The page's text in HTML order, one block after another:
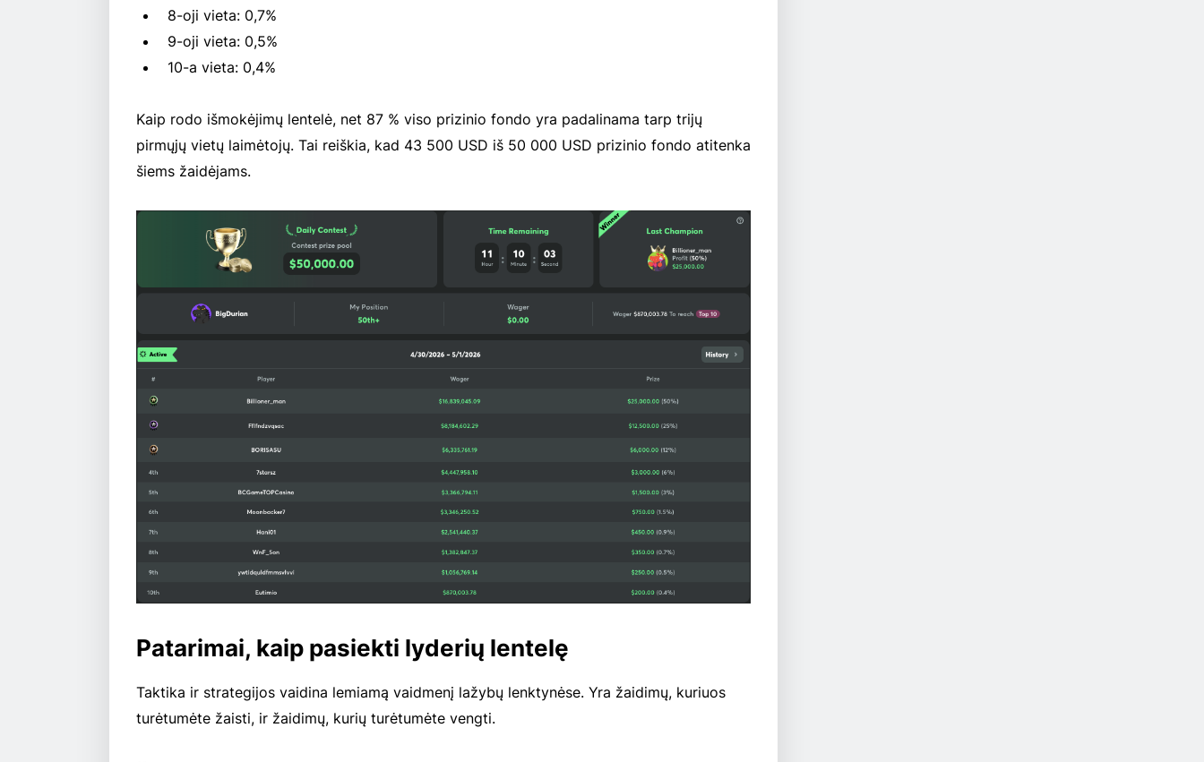
8-oji vieta: 0,7%
9-oji vieta: 0,5%
10-a vieta: 0,4%
Kaip rodo išmokėjimų lentelė, net 87 % viso prizinio fondo yra padalinama tarp trijų
pirmųjų vietų laimėtojų. Tai reiškia, kad 43 500 USD iš 50 000 USD prizinio fondo atitenka
šiems žaidėjams.
Patarimai, kaip pasiekti lyderių lentelę
Taktika ir strategijos vaidina lemiamą vaidmenį lažybų lenktynėse. Yra žaidimų, kuriuos
turėtumėte žaisti, ir žaidimų, kurių turėtumėte vengti.